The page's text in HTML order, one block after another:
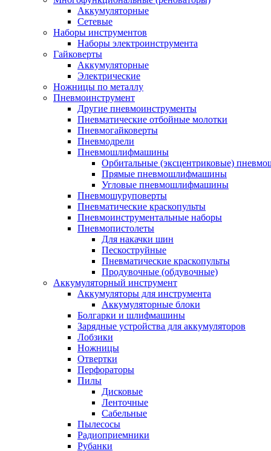
Аккумуляторные
Сетевые
Наборы инструментов
Наборы электроинструмента
Гайковерты
Аккумуляторные
Электрические
Ножницы по металлу
Пневмоинструмент
Другие пневмоинструменты
Пневматические отбойные молотки
Пневмогайковерты
Пневмодрели
Пневмошлифмашины
Орбитальные (эксцентриковые)
Прямые пневмошлифмашины
Угловые пневмошлифмашины
Пневмошуруповерты
Пневматические краскопульты
Пневмоинструментальные наборы
Пневмопистолеты
Для накачки шин
Пескоструйные
Пневматические краскопульты
Продувочные (обдувочные)
Аккумуляторный инструмент
Аккумуляторы для инструмента
Аккумуляторные блоки
Болгарки и шлифмашины
Зарядные устройства для аккумуляторов
Лобзики
Ножницы
Отвертки
Перфораторы
Пилы
Дисковые
Ленточные
Сабельные
Пылесосы
Радиоприемники
Рубанки